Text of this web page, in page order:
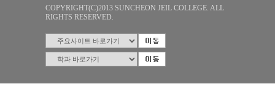
COPYRIGHT(C)2013 SUNCHEON JEIL COLLEGE. ALL
RIGHTS RESERVED.